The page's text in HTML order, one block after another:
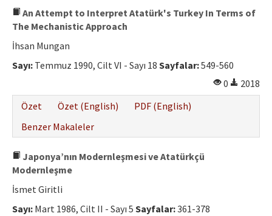
Yayın İlkeleri
Yazar Rehberi
İletişim
An Attempt to Interpret Atatürk's Turkey In Terms of
The Mechanistic Approach
İhsan Mungan
Sayı: Temmuz 1990, Cilt VI - Sayı 18 Sayfalar:549-560
0
2018
Özet
Özet (English)
PDF (English)
Benzer Makaleler
Japonya’nın Modernleşmesi ve Atatürkçü
Modernleşme
İsmet Giritli
Sayı: Mart 1986, Cilt II - Sayı 5 Sayfalar:361-378